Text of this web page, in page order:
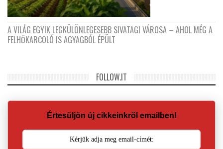
A VILÁG EGYIK LEGKÜLÖNLEGESEBB SIVATAGI VÁROSA – AHOL MÉG A
FELHŐKARCOLÓ IS AGYAGBÓL ÉPÜLT
FOLLOW.IT
Értesüljön új cikkeinkről emailben!